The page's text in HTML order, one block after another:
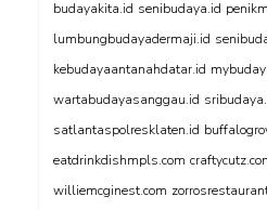
budayakita.id senibudaya.id
lumbungbudayadermaji.id
kebudayaantanahdatar.id
wartabudayasanggau.id
satlantaspolresklaten.id
eatdrinkdishmpls.com
williemcginest.com